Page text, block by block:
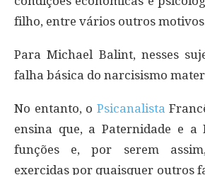
filho, entre vários outros
Para Michael Balint, nesses
falha básica do narcisismo
No entanto, o Psicanalista
ensina que, a Paternidade e a
funções e, por serem
exercidas por quaisquer outros